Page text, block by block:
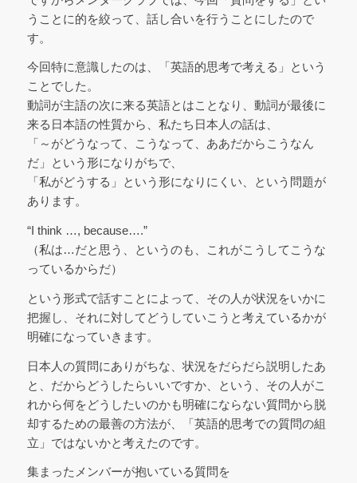
うことに的を絞って、話し合いを行うことにしたので
す。
今回特に意識したのは、「英語的思考で考える」という
ことでした。
動詞が主語の次に来る英語とはことなり、動詞が最後に
来る日本語の性質から、私たち日本人の話は、
「～がどうなって、こうなって、ああだからこうなん
だ」という形になりがちで、
「私がどうする」という形になりにくい、という問題が
あります。
“I think …, because….”
（私は…だと思う、というのも、これがこうしてこうな
っているからだ）
という形式で話すことによって、その人が状況をいかに
把握し、それに対してどうしていこうと考えているかが
明確になっていきます。
日本人の質問にありがちな、状況をだらだら説明したあ
と、だからどうしたらいいですか、という、その人がこ
れから何をどうしたいのかも明確にならない質問から脱
却するための最善の方法が、「英語的思考での質問の組
立」ではないかと考えたのです。
集まったメンバーが抱いている質問を